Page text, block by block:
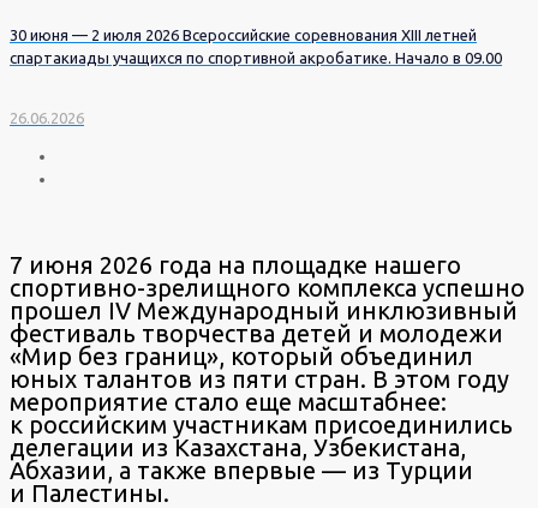
30 июня — 2 июля 2026 Всероссийские соревнования XIII летней
спартакиады учащихся по спортивной акробатике. Начало в 09.00
26.06.2026
7 июня 2026 года на площадке нашего
спортивно-зрелищного комплекса успешно
прошел IV Международный инклюзивный
фестиваль творчества детей и молодежи
«Мир без границ», который объединил
юных талантов из пяти стран. В этом году
мероприятие стало еще масштабнее:
к российским участникам присоединились
делегации из Казахстана, Узбекистана,
Абхазии, а также впервые — из Турции
и Палестины.